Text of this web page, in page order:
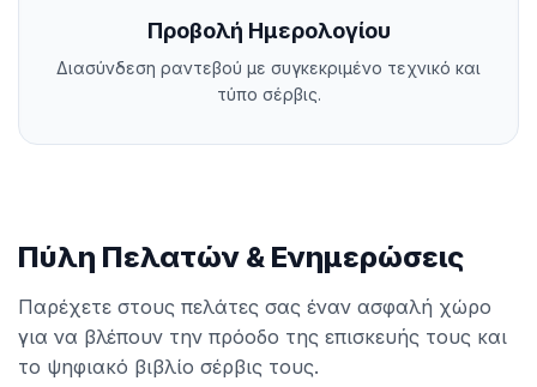
Προβολή Ημερολογίου
Διασύνδεση ραντεβού με συγκεκριμένο τεχνικό και
τύπο σέρβις.
Πύλη Πελατών & Ενημερώσεις
Παρέχετε στους πελάτες σας έναν ασφαλή χώρο
για να βλέπουν την πρόοδο της επισκευής τους και
το ψηφιακό βιβλίο σέρβις τους.